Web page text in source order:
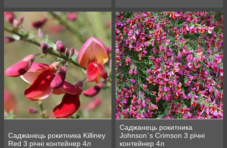
Саджанець рокитника Killiney
Red 3 річні контейнер 4л
Саджанець рокитника
Johnson`s Crimson 3 річні
контейнер 4л